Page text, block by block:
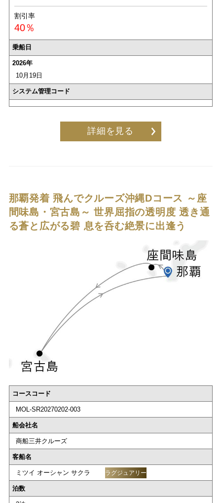
割引率
40％
乗船日
2026年
10月19日
システム管理コード
詳細を見る
那覇発着 飛んでクルーズ沖縄Dコース ～座
間味島・宮古島～世界屈指の透明度 透き通
る蒼と広がる碧 息を呑む絶景に出逢う
コースコード
MOL-SR20270202-003
船会社名
商船三井クルーズ
客船名
ミツイ オーシャン サクラ ラグジュアリー
泊数